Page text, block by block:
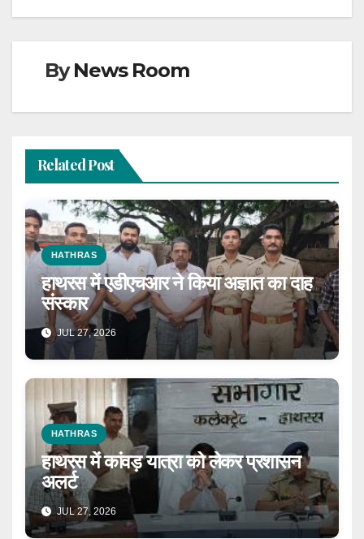
ByNews Room
Related Post
HATHRAS
हाथरस में एडीएचआर ने किया अज्ञात का दाह
संस्कार
JUL 27, 2026
HATHRAS
हाथरस में कांवड़ यात्रा को लेकर प्रशासन
अलर्ट
JUL 27, 2026